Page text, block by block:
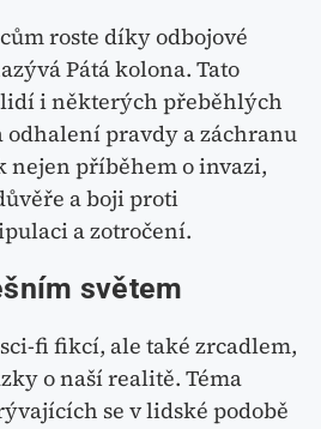
roste díky odbojové
Pátá kolona. Tato
lidí i některých přeběhlých
odhalení pravdy a záchranu
nejen příběhem o invazi,
a boji proti
a zotročení.
světem
fi fikcí, ale také zrcadlem,
o naší realitě. Téma
se v lidské podobě